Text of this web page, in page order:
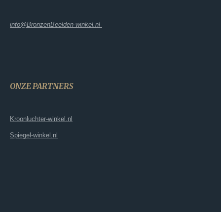
info@BronzenBeelden-winkel.nl
ONZE PARTNERS
Kroonluchter-winkel.nl
Spiegel-winkel.nl